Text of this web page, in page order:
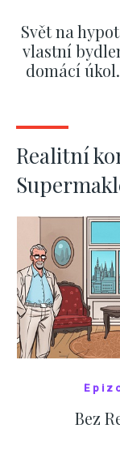
Svět na
vlastní
domácí
Realitní
Bez